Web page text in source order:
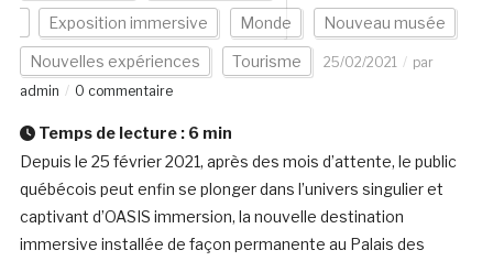
Exposition immersive Monde Nouveau musée
Nouvelles expériences Tourisme 25/02/2021
par
admin
0 commentaire
Temps de lecture : 6 min
Depuis le 25 février 2021, après des mois d’attente, le public
québécois peut enfin se plonger dans l’univers singulier et
captivant d’OASIS immersion, la nouvelle destination
immersive installée de façon permanente au Palais des